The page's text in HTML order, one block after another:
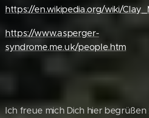
https://en.wikipedia.org/wiki/
https://www.asperger-
syndrome.me.uk/people.htm
Ich freue mich Dich hier